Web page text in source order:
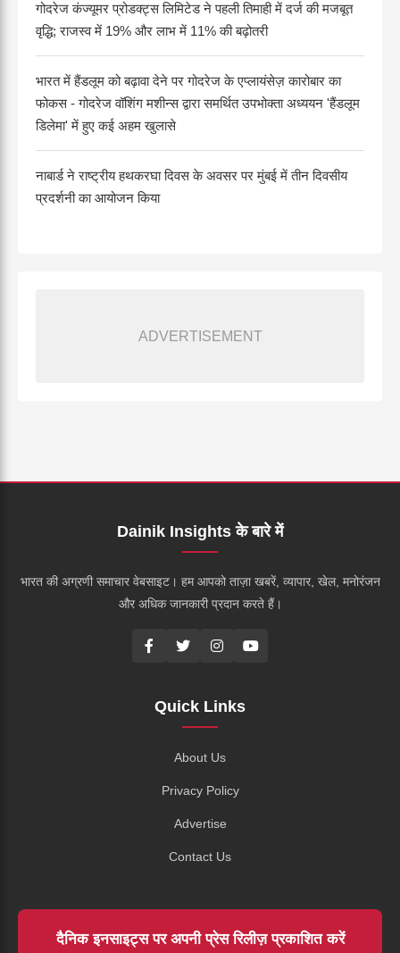
गोदरेज कंज्यूमर प्रोडक्ट्स लिमिटेड ने पहली तिमाही में दर्ज की मजबूत
वृद्धि; राजस्व में 19% और लाभ में 11% की बढ़ोतरी
भारत में हैंडलूम को बढ़ावा देने पर गोदरेज के एप्लायंसेज़ कारोबार का
फोकस - गोदरेज वॉशिंग मशीन्स द्वारा समर्थित उपभोक्ता अध्ययन 'हैंडलूम
डिलेमा' में हुए कई अहम खुलासे
नाबार्ड ने राष्ट्रीय हथकरघा दिवस के अवसर पर मुंबई में तीन दिवसीय
प्रदर्शनी का आयोजन किया
ADVERTISEMENT
Dainik Insights के बारे में
भारत की अग्रणी समाचार वेबसाइट। हम आपको ताज़ा खबरें, व्यापार, खेल, मनोरंजन
और अधिक जानकारी प्रदान करते हैं।
Quick Links
About Us
Privacy Policy
Advertise
Contact Us
दैनिक इनसाइट्स पर अपनी प्रेस रिलीज़ प्रकाशित करें